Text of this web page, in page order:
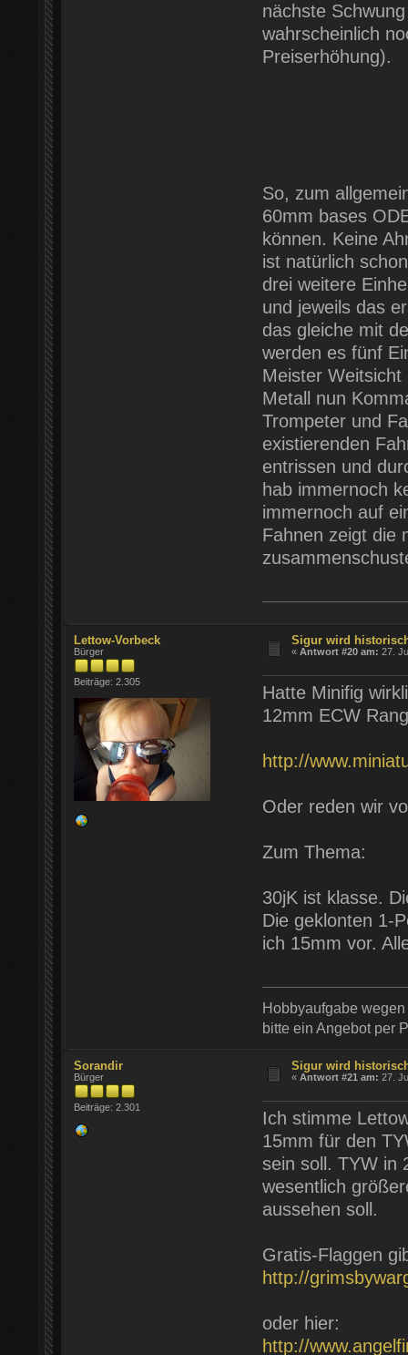
nächste
wahrscheinlich
Preiserhöhung).
So, zum
60mm bases
können. Keine
ist natürlich
drei weitere
und jeweils das
das gleiche mit
werden es fünf
Meister
Metall nun
Trompeter und
existierenden
entrissen und
hab immernoch
immernoch auf
Fahnen zeigt die
Lettow-Vorbeck
Bürger
Beiträge: 2.305
Sigur wird
«Antwort #20 am: 27.
Hatte Minifig
12mm ECW
http://
Oder reden wir
Zum Thema:
30jK ist klasse.
Die geklonten 1-
ich 15mm vor.
Hobbyaufgabe
bitte ein Angebot per
Sorandir
Bürger
Beiträge: 2.301
Sigur wird
«Antwort #21 am: 27.
Ich stimme
15mm für den
sein soll. TYW in
wesentlich
aussehen soll.
Gratis-Flaggen
http://
oder hier:
http://